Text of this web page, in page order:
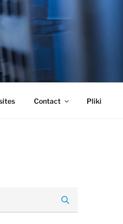
Contact Pliki